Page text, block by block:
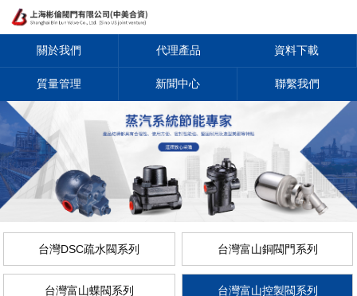
關於我們 代理產品 資料下載
質量管理 新聞中心 聯繫我們
台灣DSC疏水閥系列 台灣富山銅閥門系列
台灣富山蝶閥系列 台灣富山控製閥系列